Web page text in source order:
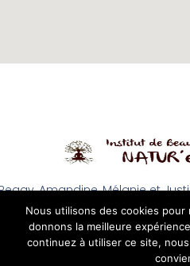
Amandine, Mélanie et
du Mardi au Vendredi de 9h à
Nous utilisons des cookies
donnons la meilleure
continuez à utiliser ce site,